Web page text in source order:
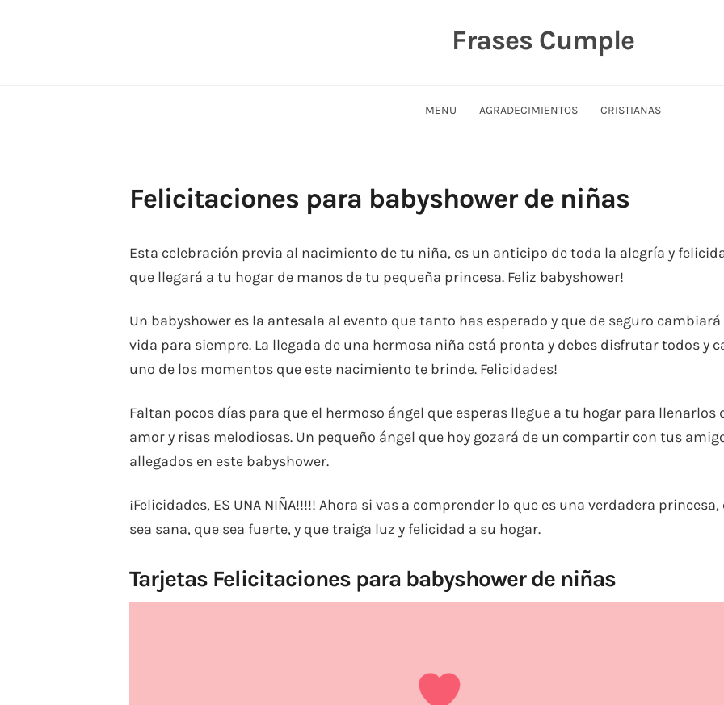
Frases Cumple
MENU AGRADECIMIENTOS CRISTIANAS
Felicitaciones para babyshower de niñas
Esta celebración previa al nacimiento de tu niña, es un anticipo de toda la alegría y
que llegará a tu hogar de manos de tu pequeña princesa. Feliz babyshower!
Un babyshower es la antesala al evento que tanto has esperado y que de seguro cambiará
vida para siempre. La llegada de una hermosa niña está pronta y debes disfrutar todos y
uno de los momentos que este nacimiento te brinde. Felicidades!
Faltan pocos días para que el hermoso ángel que esperas llegue a tu hogar para llenarlos
amor y risas melodiosas. Un pequeño ángel que hoy gozará de un compartir con tus
allegados en este babyshower.
¡Felicidades, ES UNA NIÑA!!!!! Ahora si vas a comprender lo que es una verdadera princesa,
sea sana, que sea fuerte, y que traiga luz y felicidad a su hogar.
Tarjetas Felicitaciones para babyshower de niñas